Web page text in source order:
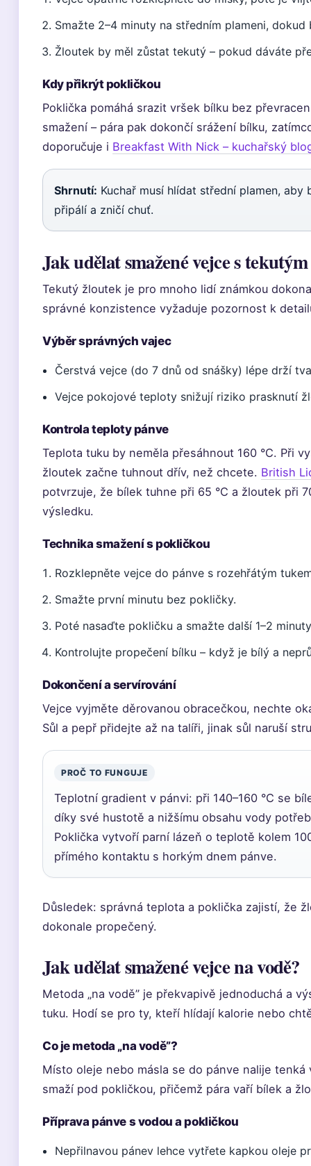
Smažte 2–4 minuty na středním plameni, dokud
Žloutek by měl zůstat tekutý – pokud dáváte
Kdy přikrýt pokličkou
Poklička pomáhá srazit vršek bílku bez
smažení – pára pak dokončí srážení bílku,
doporučuje i Breakfast With Nick – kuchařský
Shrnutí: Kuchař musí hlídat střední plamen,
připálí a zničí chuť.
Jak udělat smažené vejce s
Tekutý žloutek je pro mnoho lidí známkou
správné konzistence vyžaduje pozornost k
Výběr správných vajec
Čerstvá vejce (do 7 dnů od snášky) lépe drží
Vejce pokojové teploty snižují riziko prasknutí
Kontrola teploty pánve
Teplota tuku by neměla přesáhnout 160 °C. Při
žloutek začne tuhnout dřív, než chcete. British
potvrzuje, že bílek tuhne při 65 °C a žloutek při
výsledku.
Technika smažení s pokličkou
Rozklepněte vejce do pánve s rozehřátým
Smažte první minutu bez pokličky.
Poté nasaďte pokličku a smažte další 1–2
Kontrolujte propečení bílku – když je bílý a
Dokončení a servírování
Vejce vyjměte děrovanou obracečkou, nechte
Sůl a pepř přidejte až na talíři, jinak sůl naruší
PROČ TO FUNGUJE
Teplotní gradient v pánvi: při 140–160 °C se
díky své hustotě a nižšímu obsahu vody
Poklička vytvoří parní lázeň o teplotě kolem
přímého kontaktu s horkým dnem pánve.
Důsledek: správná teplota a poklička zajistí, že
dokonale propečený.
Jak udělat smažené vejce na vodě?
Metoda „na vodě” je překvapivě jednoduchá a
tuku. Hodí se pro ty, kteří hlídají kalorie nebo
Co je metoda „na vodě”?
Místo oleje nebo másla se do pánve nalije tenká
smaží pod pokličkou, přičemž pára vaří bílek a
Příprava pánve s vodou a pokličkou
Nepřilnavou pánev lehce vytřete kapkou oleje